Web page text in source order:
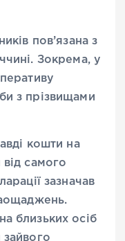
пов’язана з
Зокрема, у
з прізвищами
кошти на
самого
зазначав
близьких осіб